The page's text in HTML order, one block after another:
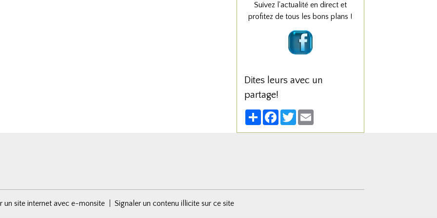
Suivez l'actualité en direct et
profitez de tous les bons plans !
Dites leurs avec un
partage!
PartagerFacebook
Twitter
un site internet avec e-monsite Signaler un contenu illicite sur ce site